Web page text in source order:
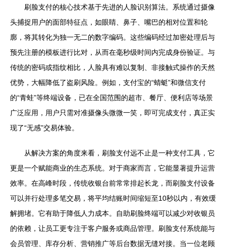
刷脸支付的核心技术基于先进的人脸识别算法。系统通过摄像
头捕捉用户的面部特征点，如眼睛、鼻子、嘴巴的相对位置和轮
廓，将其转化为独一无二的数字编码。这些编码经过加密处理后与
预先注册的模板进行比对，从而在毫秒级时间内完成身份验证。与
传统的密码或指纹相比，人脸具有难以复制、非接触式操作的天然
优势，大幅降低了盗刷风险。例如，支付宝的“蜻蜓”和微信支付
的“青蛙”等终端设备，已在全国范围的超市、餐厅、便利店等场景
广泛应用，用户只需对准摄像头微微一笑，即可完成支付，真正实
现了“无感”交易体验。
从解决方案的角度来看，刷脸支付远不止是一种支付工具，它
更是一个赋能商业的生态系统。对于商家而言，它能显著提升运营
效率。在高峰时段，传统收银台前常常排起长龙，而刷脸支付设备
可以并行处理多笔交易，将平均结账时间缩短至10秒以内，有效缓
解拥堵。它有助于降低人力成本。自助刷脸终端可以减少对收银员
的依赖，让员工更专注于客户服务或商品管理。刷脸支付系统能与
会员管理、库存分析、营销推广等后台数据无缝对接。当一位老顾